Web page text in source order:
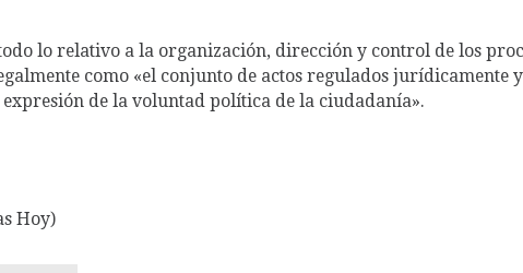
lo relativo a la organización, dirección y control de los
como «el conjunto de actos regulados jurídicamente
de la voluntad política de la ciudadanía».
Hoy)